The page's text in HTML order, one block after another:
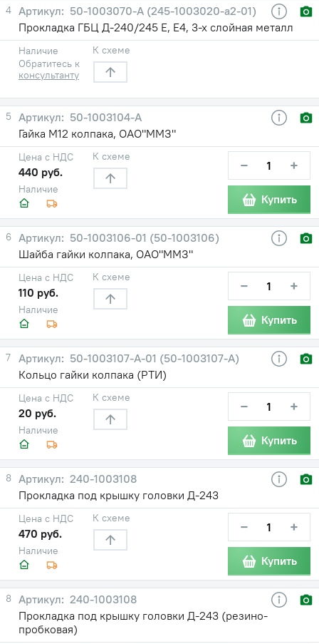
4
50-1003070-А (245-1003020-а2-01)
Прокладка ГБЦ Д-240/245 Е, Е4, 3-х слойная металл
Наличие
Обратитесь к
консультанту
К схеме
5
50-1003104-А
Гайка М12 колпака, ОАО"ММЗ"
Наличие
Цена с НДС
440 руб.
К схеме − +
Купить
6
50-1003106-01 (50-1003106)
Шайба гайки колпака, ОАО"ММЗ"
Наличие
Цена с НДС
110 руб.
К схеме − +
Купить
7
50-1003107-А-01 (50-1003107-А)
Кольцо гайки колпака (РТИ)
Наличие
Цена с НДС
20 руб.
К схеме − +
Купить
8
240-1003108
Прокладка под крышку головки Д-243
Наличие
Цена с НДС
470 руб.
К схеме − +
Купить
8
240-1003108
Прокладка под крышку головки Д-243 (резино-
пробковая)